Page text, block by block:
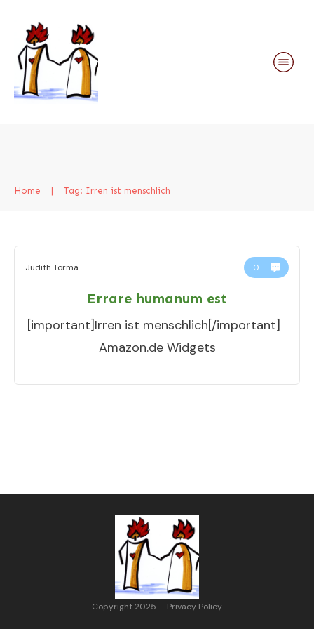
Home Tag: Irren ist menschlich
Judith Torma 0
Errare humanum est
[important]Irren ist menschlich[/important]
Amazon.de Widgets
Copyright 2025 - Privacy Policy